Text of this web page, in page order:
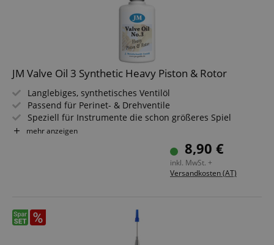
JM Valve Oil 3 Synthetic Heavy Piston & Rotor
Langlebiges, synthetisches Ventilöl
Passend für Perinet- & Drehventile
Speziell für Instrumente die schon größeres Spiel
aufweisen
Schützt vor Verschleiß / Korrosion & Ablagerungen
mehr anzeigen
8,90 €
inkl. MwSt. +
Versandkosten (AT)